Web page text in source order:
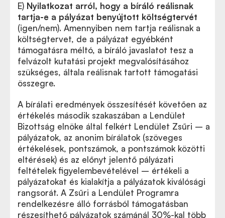
E) Nyilatkozat arról, hogy a bíráló reálisnak
tartja-e a pályázat benyújtott költségtervét
(igen/nem). Amennyiben nem tartja reálisnak a
költségtervet, de a pályázat egyébként
támogatásra méltó, a bíráló javaslatot tesz a
felvázolt kutatási projekt megvalósításához
szükséges, általa reálisnak tartott támogatási
összegre.
A bírálati eredmények összesítését követően az
értékelés második szakaszában a Lendület
Bizottság elnöke által felkért Lendület Zsűri – a
pályázatok, az anonim bírálatok (szöveges
értékelések, pontszámok, a pontszámok közötti
eltérések) és az előnyt jelentő pályázati
feltételek figyelembevételével – értékeli a
pályázatokat és kialakítja a pályázatok kiválósági
rangsorát. A Zsűri a Lendület Programra
rendelkezésre álló forrásból támogatásban
részesíthető pályázatok számánál 30%-kal több